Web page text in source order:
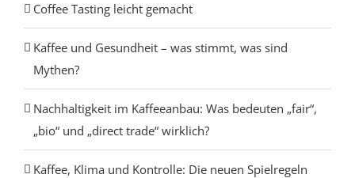
Coffee Tasting leicht gemacht
Kaffee und Gesundheit – was stimmt, was sind
Mythen?
Nachhaltigkeit im Kaffeeanbau: Was bedeuten „fair“,
„bio“ und „direct trade“ wirklich?
Kaffee, Klima und Kontrolle: Die neuen Spielregeln